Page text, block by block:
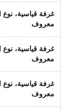
غرفة قياسية، نوع
معروف
غرفة قياسية، نوع
معروف
غرفة قياسية، نوع
معروف